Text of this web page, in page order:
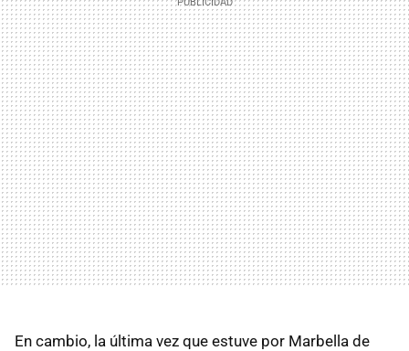
En cambio, la última vez que estuve por Marbella de